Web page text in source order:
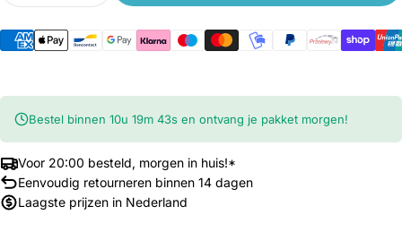
Bestel binnen 10u 19m 42s en ontvang je pakket morgen!
Voor 20:00 besteld, morgen in huis!*
Eenvoudig retourneren binnen 14 dagen
Laagste prijzen in Nederland